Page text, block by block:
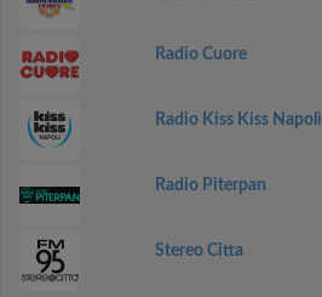
Radio Cuore
Radio Kiss Kiss Napoli
Radio Piterpan
Stereo Citta